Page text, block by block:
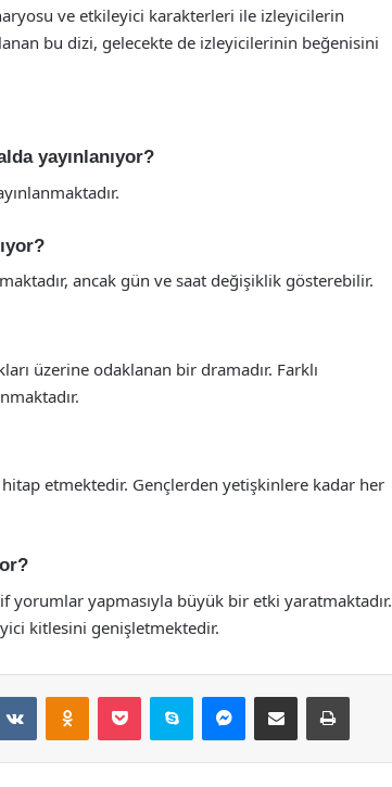
ve etkileyici karakterleri ile izleyicilerin
bu dizi, gelecekte de izleyicilerinin beğenisini
yayınlanıyor?
ancak gün ve saat değişiklik gösterebilir.
üzerine odaklanan bir dramadır. Farklı
etmektedir. Gençlerden yetişkinlere kadar her
yapmasıyla büyük bir etki yaratmaktadır.
kitlesini genişletmektedir.
VKontakteOdnoklassniki
Pocket Skype Messenger
E-Posta ile paylaş Yazdır